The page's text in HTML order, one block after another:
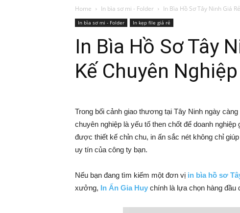
Home In bìa sơ mi - Folder In Bìa Hồ Sơ Tây Ninh Giá
In bìa sơ mi - Folder In kẹp file giá rẻ
In Bìa Hồ Sơ Tây
Kế Chuyên Nghiệp
Trong bối cảnh giao thương tại Tây Ninh ngày
chuyên nghiệp là yếu tố then chốt để doanh
được thiết kế chỉn chu, in ấn sắc nét không chỉ
uy tín của công ty bạn.
Nếu bạn đang tìm kiếm một đơn vị in bìa hồ sơ
xưởng, In Ấn Gia Huy chính là lựa chọn hàng đầu